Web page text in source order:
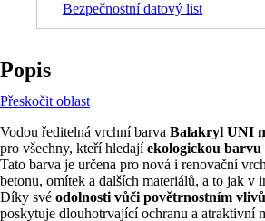
Bezpečnostní datový list
Popis
Přeskočit oblast
Vodou ředitelná vrchní barva Balakryl UNI
pro všechny, kteří hledajíekologickou barvu
Tato barva je určena pro nová i renovační
betonu, omítek a dalších materiálů, a to jak v
Díky své odolnosti vůči povětrnostním
poskytuje dlouhotrvající ochranu a atraktivní